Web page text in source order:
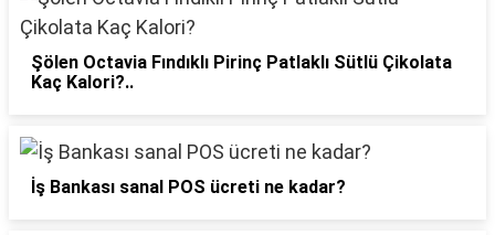
Şölen Octavia Fındıklı Pirinç Patlaklı Sütlü Çikolata
Kaç Kalori?..
İş Bankası sanal POS ücreti ne kadar?